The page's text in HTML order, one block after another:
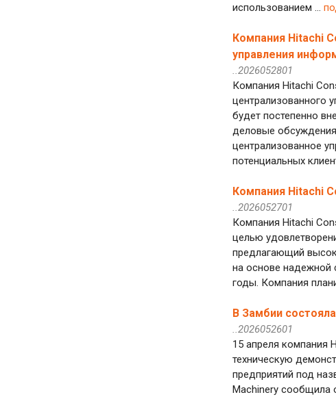
использованием ...
Компания Hitachi
управления
..2026052801
Компания Hitachi
централизованного
будет постепенно
деловые обсуждения
централизованное
потенциальных
Компания Hitachi
..2026052701
Компания Hitachi
целью
предлагающий
на основе надежной
годы. Компания
В Замбии
..2026052601
15 апреля компания
техническую
предприятий под
Machinery сообщила